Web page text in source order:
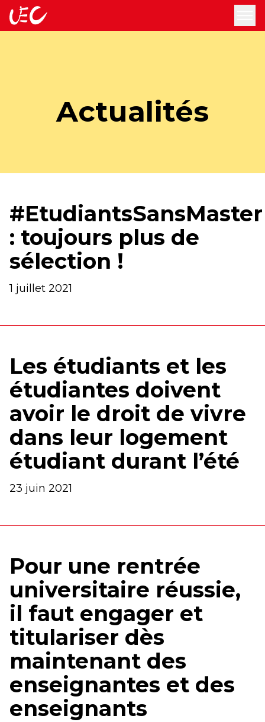
accueil
Actualités
#EtudiantsSansMaster
: toujours plus de
sélection !
1 juillet 2021
Les étudiants et les
étudiantes doivent
avoir le droit de vivre
dans leur logement
étudiant durant l’été
23 juin 2021
Pour une rentrée
universitaire réussie,
il faut engager et
titulariser dès
maintenant des
enseignantes et des
enseignants